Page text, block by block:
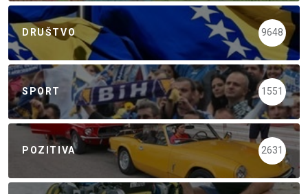
DRUŠTVO 9648
SPORT 1551
POZITIVA 2631